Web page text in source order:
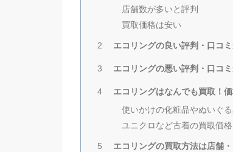
店舗数が多いと評判
買取価格は安い
2 エコリングの良い評判・口コ
3 エコリングの悪い評判・口コ
4
エコリングはなんでも買取！
使いかけの化粧品やぬいぐ
ユニクロなど古着の買取価格
5
エコリングの買取方法は店舗